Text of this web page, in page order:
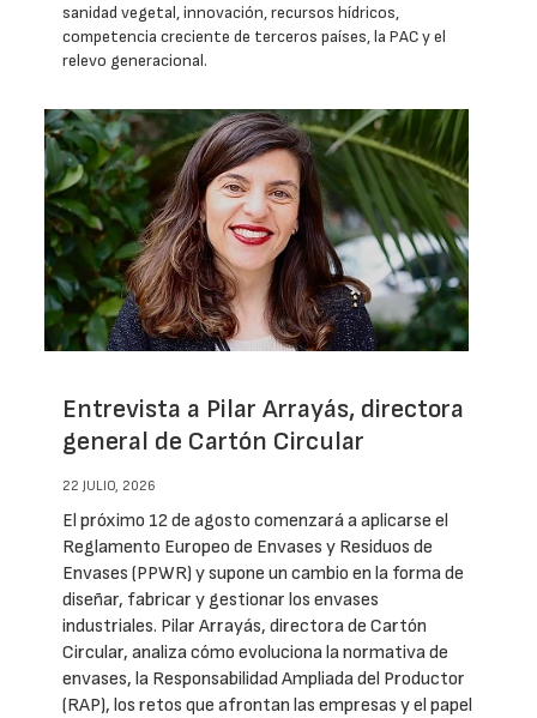
sanidad vegetal, innovación, recursos hídricos,
competencia creciente de terceros países, la PAC y el
relevo generacional.
Entrevista a Pilar Arrayás, directora
general de Cartón Circular
22 JULIO, 2026
El próximo 12 de agosto comenzará a aplicarse el
Reglamento Europeo de Envases y Residuos de
Envases (PPWR) y supone un cambio en la forma de
diseñar, fabricar y gestionar los envases
industriales. Pilar Arrayás, directora de Cartón
Circular, analiza cómo evoluciona la normativa de
envases, la Responsabilidad Ampliada del Productor
(RAP), los retos que afrontan las empresas y el papel